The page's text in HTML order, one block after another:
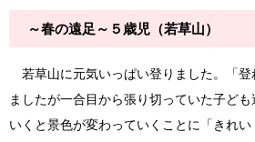
～春の遠足～５歳児（若草山）
若草山に元気いっぱい登りました。「登
ましたが一合目から張り切っていた子ど
いくと景色が変わっていくことに「きれい